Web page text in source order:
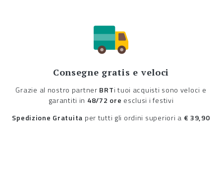
Consegne gratis e veloci
Grazie al nostro partner BRTi tuoi acquisti sono veloci e
garantiti in 48/72 ore esclusi i festivi
Spedizione Gratuita per tutti gli ordini superiori a € 39,90